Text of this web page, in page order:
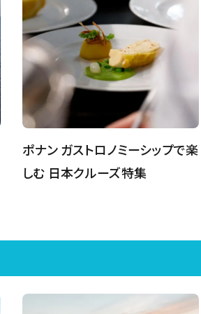
ポナン ガストロノミーシップで楽
しむ 日本クルーズ特集